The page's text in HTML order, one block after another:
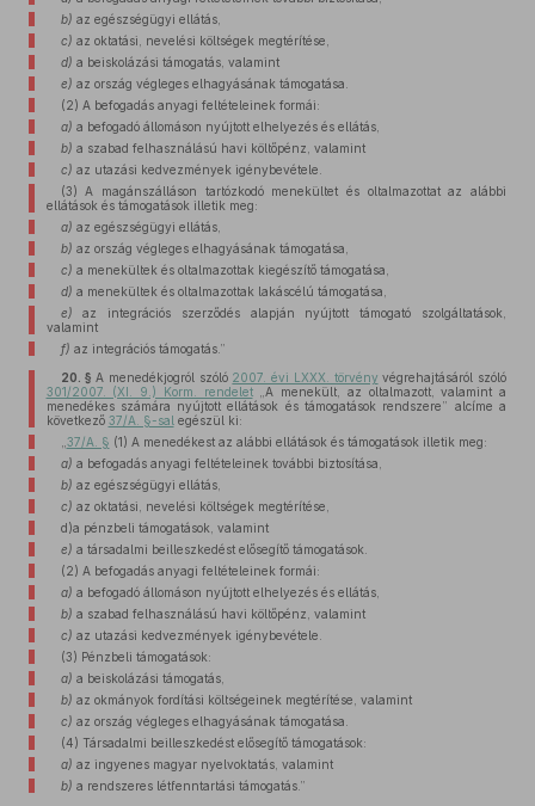
b) az egészségügyi ellátás,
c) az oktatási, nevelési költségek megtérítése,
d) a beiskolázási támogatás, valamint
e) az ország végleges elhagyásának támogatása.
(2) A befogadás anyagi feltételeinek formái:
a) a befogadó állomáson nyújtott elhelyezés és ellátás,
b) a szabad felhasználású havi költőpénz, valamint
c) az utazási kedvezmények igénybevétele.
(3) A magánszálláson tartózkodó menekültet és oltalmazottat az alábbi
ellátások és támogatások illetik meg:
a) az egészségügyi ellátás,
b) az ország végleges elhagyásának támogatása,
c) a menekültek és oltalmazottak kiegészítő támogatása,
d) a menekültek és oltalmazottak lakáscélú támogatása,
e) az integrációs szerződés alapján nyújtott támogató szolgáltatások,
valamint
f) az integrációs támogatás.”
20. § A menedékjogról szóló 2007. évi LXXX. törvény végrehajtásáról szóló
301/2007. (XI. 9.) Korm. rendelet„A menekült, az oltalmazott, valamint a
menedékes számára nyújtott ellátások és támogatások rendszere” alcíme a
következő 37/A. §-sal egészül ki:
37/A. § (1) A menedékest az alábbi ellátások és támogatások illetik meg:
a) a befogadás anyagi feltételeinek további biztosítása,
b) az egészségügyi ellátás,
c) az oktatási, nevelési költségek megtérítése,
d)a pénzbeli támogatások, valamint
e) a társadalmi beilleszkedést elősegítő támogatások.
(2) A befogadás anyagi feltételeinek formái:
a) a befogadó állomáson nyújtott elhelyezés és ellátás,
b) a szabad felhasználású havi költőpénz, valamint
c) az utazási kedvezmények igénybevétele.
(3) Pénzbeli támogatások:
a) a beiskolázási támogatás,
b) az okmányok fordítási költségeinek megtérítése, valamint
c) az ország végleges elhagyásának támogatása.
(4) Társadalmi beilleszkedést elősegítő támogatások:
a) az ingyenes magyar nyelvoktatás, valamint
b) a rendszeres létfenntartási támogatás.”